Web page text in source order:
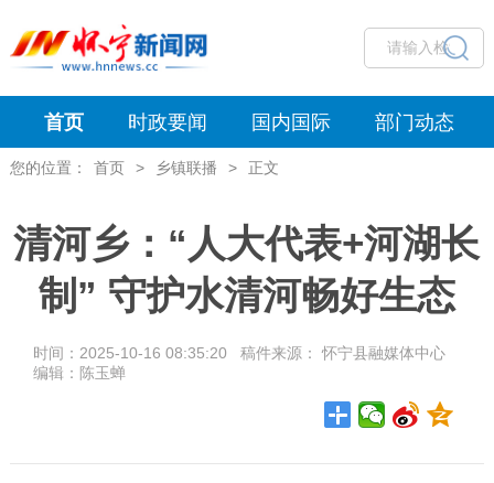
首页 时政要闻 国内国际 部门动态
您的位置： 首页 > 乡镇联播 > 正文
清河乡：“人大代表+河湖长
制” 守护水清河畅好生态
时间：2025-10-16 08:35:20 稿件来源： 怀宁县融媒体中心
编辑：陈玉蝉